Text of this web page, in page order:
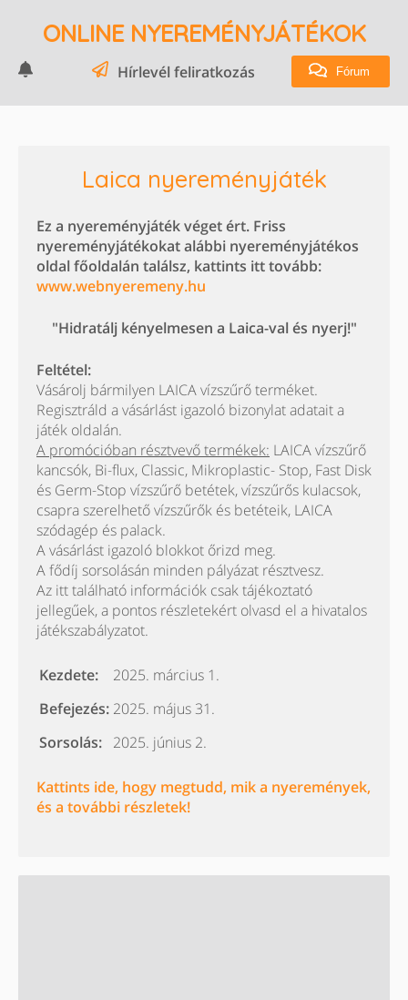
ONLINE NYEREMÉNYJÁTÉKOK
Hírlevél feliratkozás Fórum
Laica nyereményjáték
Ez a nyereményjáték véget ért. Friss
nyereményjátékokat alábbi nyereményjátékos
oldal főoldalán találsz, kattints itt tovább:
www.webnyeremeny.hu
"Hidratálj kényelmesen a Laica-val és nyerj!"
Feltétel:
Vásárolj bármilyen LAICA vízszűrő terméket.
Regisztráld a vásárlást igazoló bizonylat adatait a
játék oldalán.
A promócióban résztvevő termékek: LAICA vízszűrő
kancsók, Bi-flux, Classic, Mikroplastic- Stop, Fast Disk
és Germ-Stop vízszűrő betétek, vízszűrős kulacsok,
csapra szerelhető vízszűrők és betéteik, LAICA
szódagép és palack.
A vásárlást igazoló blokkot őrizd meg.
A fődíj sorsolásán minden pályázat résztvesz.
Az itt található információk csak tájékoztató
jellegűek, a pontos részletekért olvasd el a hivatalos
játékszabályzatot.
Kezdete:
2025. március 1.
Befejezés: 2025. május 31.
Sorsolás: 2025. június 2.
Kattints ide, hogy megtudd, mik a nyeremények,
és a további részletek!